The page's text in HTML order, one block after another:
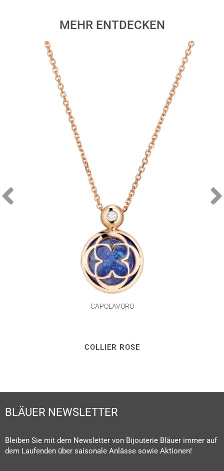
MEHR ENTDECKEN
CAPOLAVORO
COLLIER ROSE
BLÄUER NEWSLETTER
Bleiben Sie mit dem Newsletter von Bijouterie Bläuer immer auf
dem Laufenden über saisonale Anlässe sowie Aktionen!